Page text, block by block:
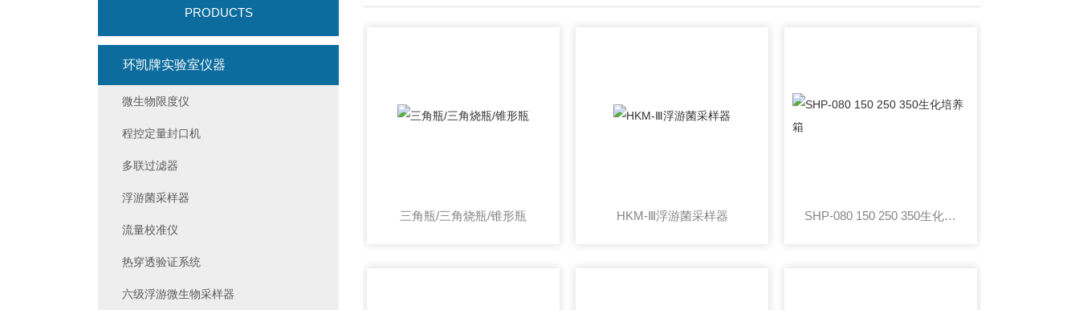
三角瓶/三角烧瓶/锥形瓶 HKM-Ⅲ浮游菌采样器 SHP-080 150 250 350生化培养箱
PRODUCTS
环凯牌实验室仪器
微生物限度仪
程控定量封口机
多联过滤器
浮游菌采样器
流量校准仪
热穿透验证系统
六级浮游微生物采样器